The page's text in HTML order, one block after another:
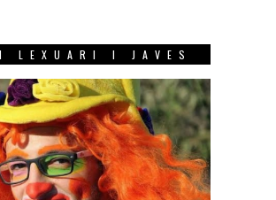
LEXUARI I JAVES